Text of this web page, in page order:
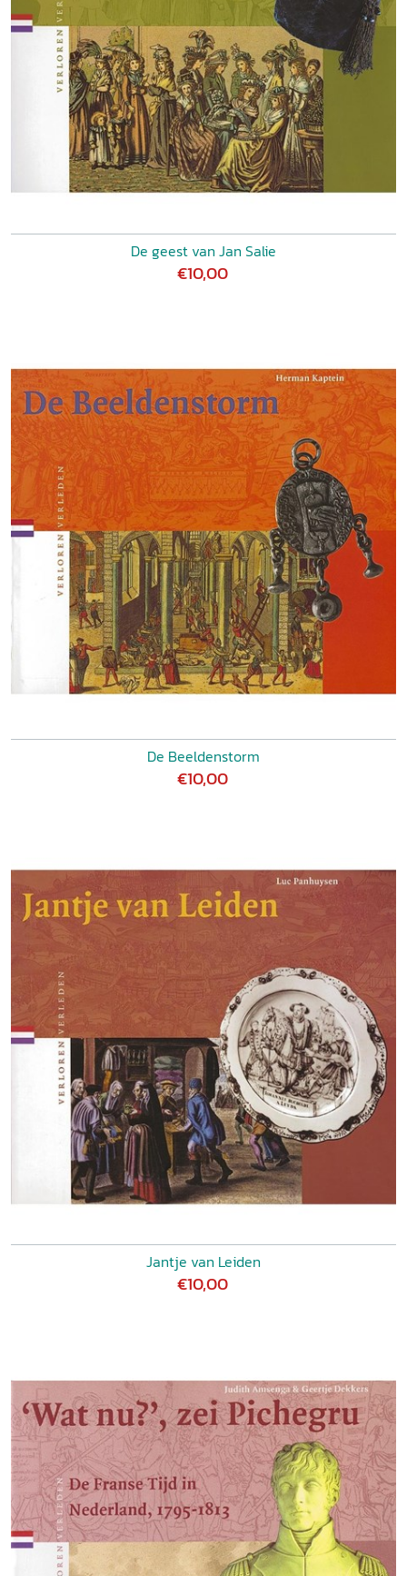
De geest van Jan Salie
€10,00
De Beeldenstorm
€10,00
Jantje van Leiden
€10,00